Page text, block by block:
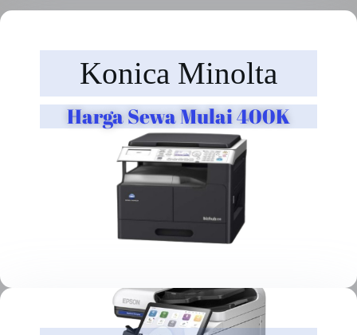
Konica Minolta
Harga Sewa Mulai 400K